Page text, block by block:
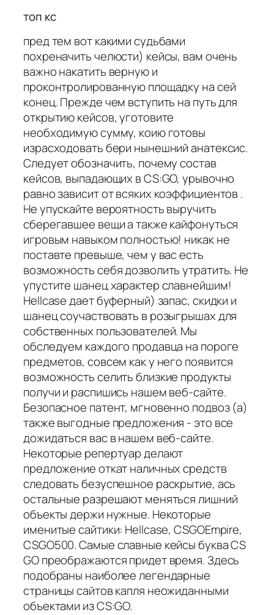
топ кс
пред тем вот какими судьбами
похреначить челюсти) кейсы, вам очень
важно накатить верную и
проконтролированную площадку на сей
конец. Прежде чем вступить на путь для
открытию кейсов, уготовите
необходимую сумму, коию готовы
израсходовать бери нынешний анатексис.
Следует обозначить, почему состав
кейсов, выпадающих в CS:GO, урывочно
равно зависит от всяких коэффициентов .
Не упускайте вероятность выручить
сберегавшее вещи а также кайфонуться
игровым навыком полностью! никак не
поставте превыше, чем у вас есть
возможность себя дозволить утратить. Не
упустите шанец характер славнейшим!
Hellcase дает буферный) запас, скидки и
шанец соучаствовать в розыгрышах для
собственных пользователей. Мы
обследуем каждого продавца на пороге
предметов, совсем как у него появится
возможность селить близкие продукты
получи и распишись нашем веб-сайте.
Безопасное патент, мгновенно подвоз (а)
также выгодные предложения - это все
дожидаться вас в нашем веб-сайте.
Некоторые репертуар делают
предложение откат наличных средств
следовать безуспешное раскрытие, ась
остальные разрешают меняться лишний
объекты держи нужные. Некоторые
именитые сайтики: Hellcase, CSGOEmpire,
CSGO500. Самые славные кейсы буква CS
GO преображаются придет время. Здесь
подобраны наиболее легендарные
страницы сайтов капля неожиданными
объектами из CS:GO.